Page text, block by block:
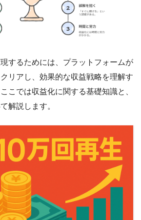
するためには、プラットフォームが
リアし、効果的な収益戦略を理解す
こでは収益化に関する基礎知識と、
解説します。